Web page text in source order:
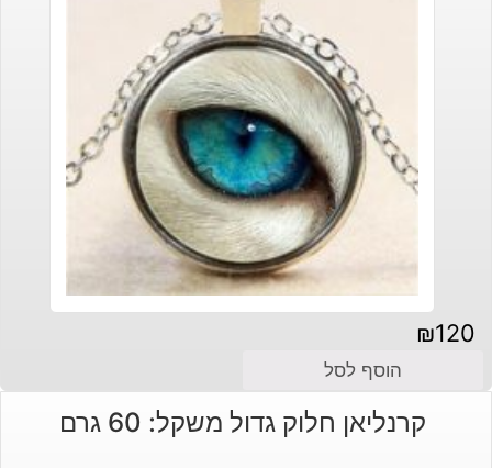
₪120
הוסף לסל
קרנליאן חלוק גדול משקל: 60 גרם